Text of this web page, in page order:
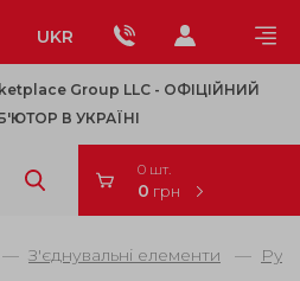
UKR
Group LLC - OФІЦІЙНИЙ
В УКРАЇНІ
0 шт.
0 грн
З'єднувальні елементи